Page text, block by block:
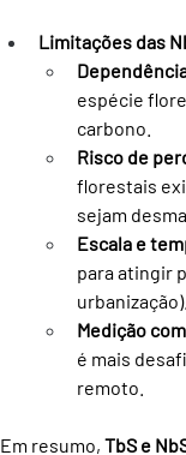
Limitações das
espécie
carbono.
Risco de
florestais
sejam
Escala e
para atingir
urbanização).
Medição
é mais
remoto.
Em resumo, TbS e